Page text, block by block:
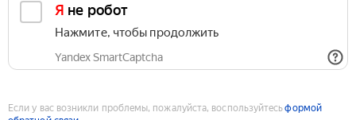
Я не робот
Нажмите, чтобы продолжить
Yandex SmartCaptcha
Если у вас возникли проблемы, пожалуйста, воспользуйтесьформой